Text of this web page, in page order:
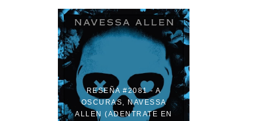
RESEÑA #2081 - A
OSCURAS, NAVESSA
ALLEN (ADENTRATE EN